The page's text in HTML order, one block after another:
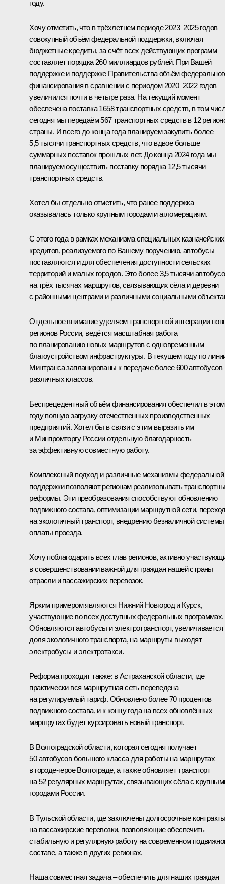
году.
Хочу отметить, что в трёхлетнем периоде 2023–2025 годов
совокупный объём федеральной поддержки, включая
бюджетные кредиты, за счёт всех действующих программ
составляет порядка 260 миллиардов рублей. При Вашей
поддержке и поддержке Правительства объём
финансирования в сравнении с периодом 2020–2022 годов
увеличился почти в четыре раза. На текущий момент
обеспечена поставка 1658 транспортных средств, в том
сегодня мы передаём 567 транспортных средств в 12
страны. И всего до конца года планируем закупить более
5,5 тысячи транспортных средств, что вдвое больше
суммарных поставок прошлых лет. До конца 2024 года мы
планируем осуществить поставку порядка 12,5 тысячи
транспортных средств.
Хотел бы отдельно отметить, что ранее поддержка
оказывалась только крупным городам и агломерациям.
С этого года в рамках механизма специальных казначейских
кредитов, реализуемого по Вашему поручению, автобусы
поставляются и для обеспечения доступности сельских
территорий и малых городов. Это более 3,5 тысячи
на трёх тысячах маршрутов, связывающих сёла и деревни
с районными центрами и различными социальными
Отдельное внимание уделяем транспортной интеграции
регионов России, ведётся масштабная работа
по планированию новых маршрутов с одновременным
благоустройством инфраструктуры. В текущем году по
Минтранса запланированы к передаче более 600 автобусов
различных классов.
Беспрецедентный объём финансирования обеспечил в этом
году полную загрузку отечественных производственных
предприятий. Хотел бы в связи с этим выразить им
и Минпромторгу России отдельную благодарность
за эффективную совместную работу.
Комплексный подход и различные механизмы федеральной
поддержки позволяют регионам реализовывать
реформы. Эти преобразования способствуют обновлению
подвижного состава, оптимизации маршрутной сети,
на экологичный транспорт, внедрению безналичной системы
оплаты проезда.
Хочу поблагодарить всех глав регионов, активно
в совершенствовании важной для граждан нашей страны
отрасли и пассажирских перевозок.
Ярким примером являются Нижний Новгород и Курск,
участвующие во всех доступных федеральных программах.
Обновляются автобусы и электротранспорт, увеличивается
доля экологичного транспорта, на маршруты выходят
электробусы и электротакси.
Реформа проходит также: в Астраханской области, где
практически вся маршрутная сеть переведена
на регулируемый тариф. Обновлено более 70 процентов
подвижного состава, и к концу года на всех обновлённых
маршрутах будет курсировать новый транспорт.
В Волгоградской области, которая сегодня получает
50 автобусов большого класса для работы на маршрутах
в городе-герое Волгограде, а также обновляет транспорт
на 52 регулярных маршрутах, связывающих сёла с
городами России.
В Тульской области, где заключены долгосрочные
на пассажирские перевозки, позволяющие обеспечить
стабильную и регулярную работу на современном
составе, а также в других регионах.
Наша совместная задача – обеспечить для наших граждан